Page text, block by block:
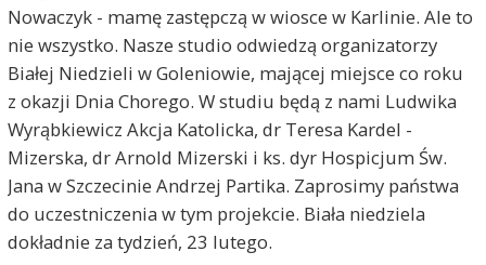
Nowaczyk - mamę zastępczą w wiosce w Karlinie. Ale to
nie wszystko. Nasze studio odwiedzą organizatorzy
Białej Niedzieli w Goleniowie, mającej miejsce co roku
z okazji Dnia Chorego. W studiu będą z nami Ludwika
Wyrąbkiewicz Akcja Katolicka, dr Teresa Kardel -
Mizerska, dr Arnold Mizerski i ks. dyr Hospicjum Św.
Jana w Szczecinie Andrzej Partika. Zaprosimy państwa
do uczestniczenia w tym projekcie. Biała niedziela
dokładnie za tydzień, 23 lutego.